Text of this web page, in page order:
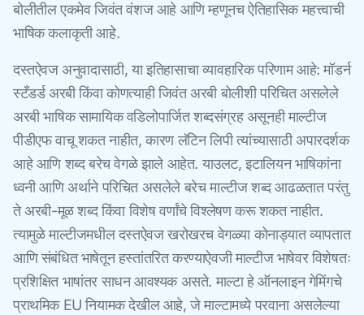
बोलीतील एकमेव जिवंत वंशज आहे आणि म्हणूनच ऐतिहासिक महत्त्वाची
भाषिक कलाकृती आहे.
दस्तऐवज अनुवादासाठी, या इतिहासाचा व्यावहारिक परिणाम आहे: मॉडर्न
स्टँडर्ड अरबी किंवा कोणत्याही जिवंत अरबी बोलीशी परिचित असलेले
अरबी भाषिक सामायिक वडिलोपार्जित शब्दसंग्रह असूनही माल्टीज
पीडीएफ वाचू शकत नाहीत, कारण लॅटिन लिपी त्यांच्यासाठी अपारदर्शक
आहे आणि शब्द बरेच वेगळे झाले आहेत. याउलट, इटालियन भाषिकांना
ध्वनी आणि अर्थाने परिचित असलेले बरेच माल्टीज शब्द आढळतात परंतु
ते अरबी-मूळ शब्द किंवा विशेष वर्णांचे विश्लेषण करू शकत नाहीत.
त्यामुळे माल्टीजमधील दस्तऐवज खरोखरच वेगळ्या कोनाड्यात व्यापतात
आणि संबंधित भाषेतून हस्तांतरित करण्याऐवजी माल्टीज भाषेवर विशेषतः
प्रशिक्षित भाषांतर साधन आवश्यक असते. माल्टा हे ऑनलाइन गेमिंगचे
प्राथमिक EU नियामक देखील आहे, जे माल्टामध्ये परवाना असलेल्या